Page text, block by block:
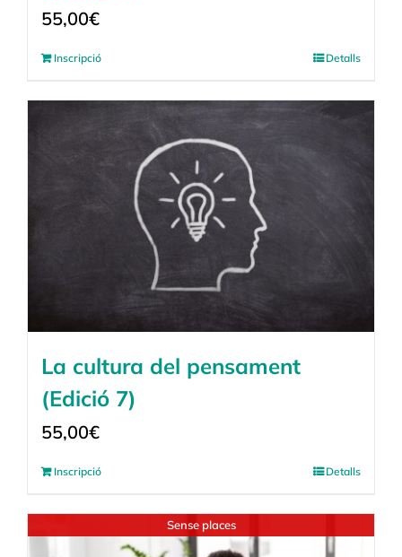
55,00€
Inscripció Detalls
La cultura del pensament
(Edició 7)
55,00€
Inscripció Detalls
Sense places